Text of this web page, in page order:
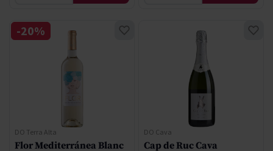
DO Terra Alta
Flor Mediterránea Blanc
-20%
DO Cava
Cap de Ruc Cava